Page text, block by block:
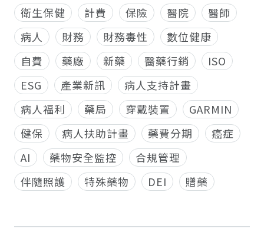
衛生保健
計費 保險 醫院
醫師
病人
財務 財務毒性
數位健康
自費
藥廠 新藥 醫藥行銷
ISO
ESG
產業新訊
病人支持計畫
病人福利
藥局 穿戴裝置
GARMIN
健保
病人扶助計畫 藥費分期
癌症
AI
藥物安全監控
合規管理
伴隨照護
特殊藥物 DEI 贈藥